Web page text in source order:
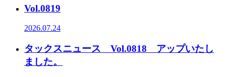
Vol.0819
2026.07.24
タックスニュース Vol.0818 アップいたし
ました。